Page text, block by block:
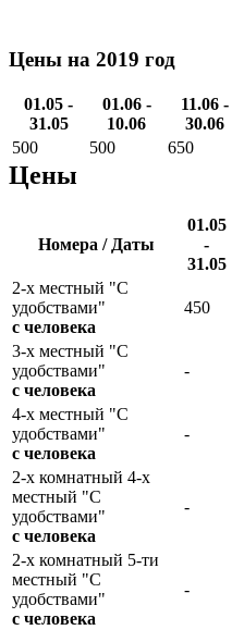
Цены на 2019 год
01.05 -
31.05
01.06 -
10.06
11.06 -
30.06
500
500 650
Цены
Номера / Даты
01.05
-
31.05
2-х местный "С
удобствами"
с человека
450
3-х местный "С
удобствами"
с человека
-
4-х местный "С
удобствами"
с человека
-
2-х комнатный 4-х
местный "С
удобствами"
с человека
-
2-х комнатный 5-ти
местный "С
удобствами"
с человека
-